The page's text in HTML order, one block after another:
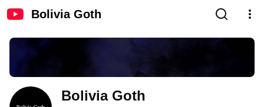
Bolivia Goth
Bolivia Goth